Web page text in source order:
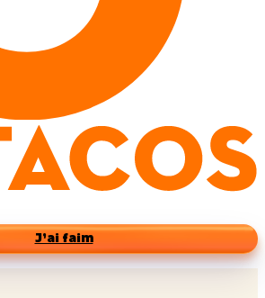
J’ai faim